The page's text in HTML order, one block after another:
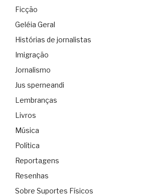
Ficção
Geléia Geral
Histórias de jornalistas
Imigração
Jornalismo
Jus sperneandi
Lembranças
Livros
Música
Política
Reportagens
Resenhas
Sobre Suportes Físicos